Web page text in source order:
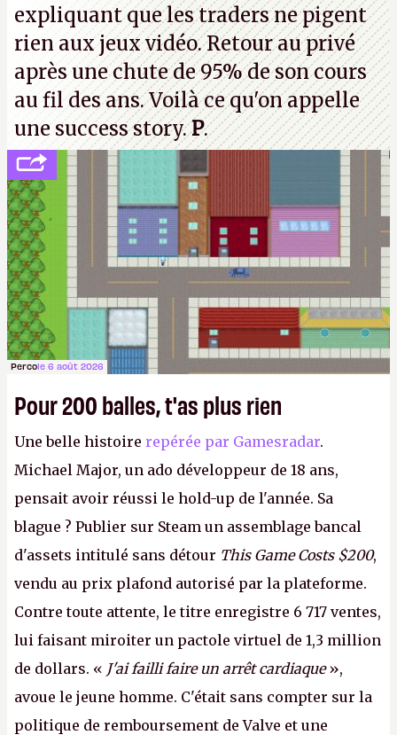
expliquant que les traders ne pigent
rien aux jeux vidéo. Retour au privé
après une chute de 95% de son cours
au fil des ans. Voilà ce qu'on appelle
une success story.P.
Percole 6 août 2026
Pour 200 balles, t'as plus rien
Une belle histoire repérée par Gamesradar.
Michael Major, un ado développeur de 18 ans,
pensait avoir réussi le hold-up de l'année. Sa
blague ? Publier sur Steam un assemblage bancal
d'assets intitulé sans détour This Game Costs $200,
vendu au prix plafond autorisé par la plateforme.
Contre toute attente, le titre enregistre 6 717 ventes,
lui faisant miroiter un pactole virtuel de 1,3 million
de dollars. « J'ai failli faire un arrêt cardiaque»,
avoue le jeune homme. C'était sans compter sur la
politique de remboursement de Valve et une